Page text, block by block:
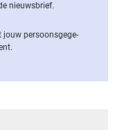
nieuwsbrief.
jouw per­soons­ge­ge­